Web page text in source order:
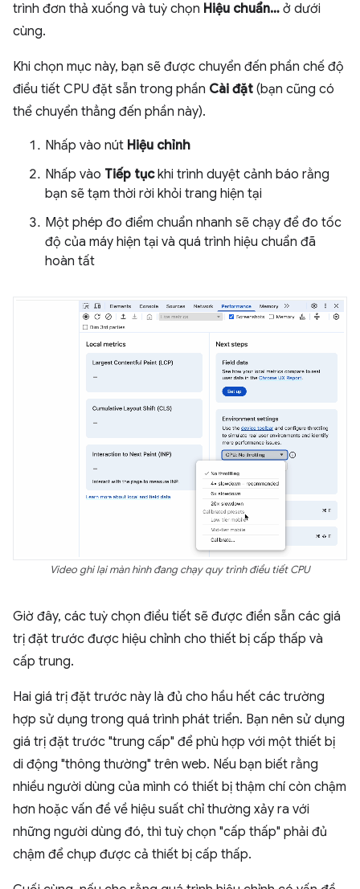
trình đơn thả xuống và tuỳ chọn Hiệu chuẩn… ở dưới
cùng.
Khi chọn mục này, bạn sẽ được chuyển đến phần chế độ
điều tiết CPU đặt sẵn trong phần Cài đặt (bạn cũng có
thể chuyển thẳng đến phần này).
Nhấp vào nút Hiệu chỉnh
Nhấp vào Tiếp tụckhi trình duyệt cảnh báo rằng
bạn sẽ tạm thời rời khỏi trang hiện tại
Một phép đo điểm chuẩn nhanh sẽ chạy để đo tốc
độ của máy hiện tại và quá trình hiệu chuẩn đã
hoàn tất
Video ghi lại màn hình đang chạy quy trình điều tiết CPU
Giờ đây, các tuỳ chọn điều tiết sẽ được điền sẵn các giá
trị đặt trước được hiệu chỉnh cho thiết bị cấp thấp và
cấp trung.
Hai giá trị đặt trước này là đủ cho hầu hết các trường
hợp sử dụng trong quá trình phát triển. Bạn nên sử dụng
giá trị đặt trước "trung cấp" để phù hợp với một thiết bị
di động "thông thường" trên web. Nếu bạn biết rằng
nhiều người dùng của mình có thiết bị thậm chí còn chậm
hơn hoặc vấn đề về hiệu suất chỉ thường xảy ra với
những người dùng đó, thì tuỳ chọn "cấp thấp" phải đủ
chậm để chụp được cả thiết bị cấp thấp.